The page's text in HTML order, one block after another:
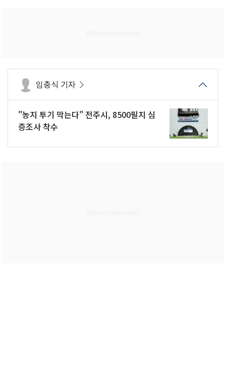
임충식 기자
"농지 투기 막는다" 전주시, 8500필지 심
증조사 착수